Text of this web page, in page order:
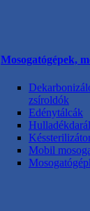
Mosogatógépek,
zsíroldók
Edénytálcák
Mobil